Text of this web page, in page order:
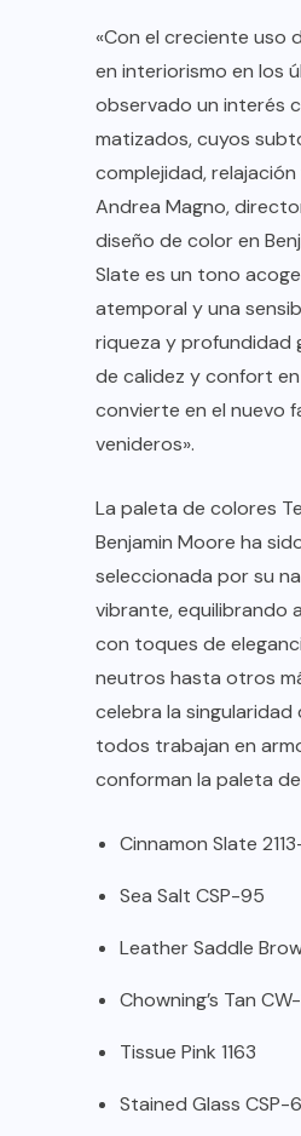
«Con el creciente uso
en interiorismo en los
observado un interés
matizados, cuyos
complejidad,
Andrea Magno,
diseño de color en
Slate es un tono
atemporal y una
riqueza y profundidad
de calidez y confort
convierte en el nuevo
venideros».
La paleta de colores
Benjamin Moore ha
seleccionada por su
vibrante, equilibrando
con toques de
neutros hasta otros
celebra la
todos trabajan en
conforman la paleta
Cinnamon Slate
Sea Salt CSP-95
Leather Saddle
Chowning’s Tan
Tissue Pink 1163
Stained Glass CSP-